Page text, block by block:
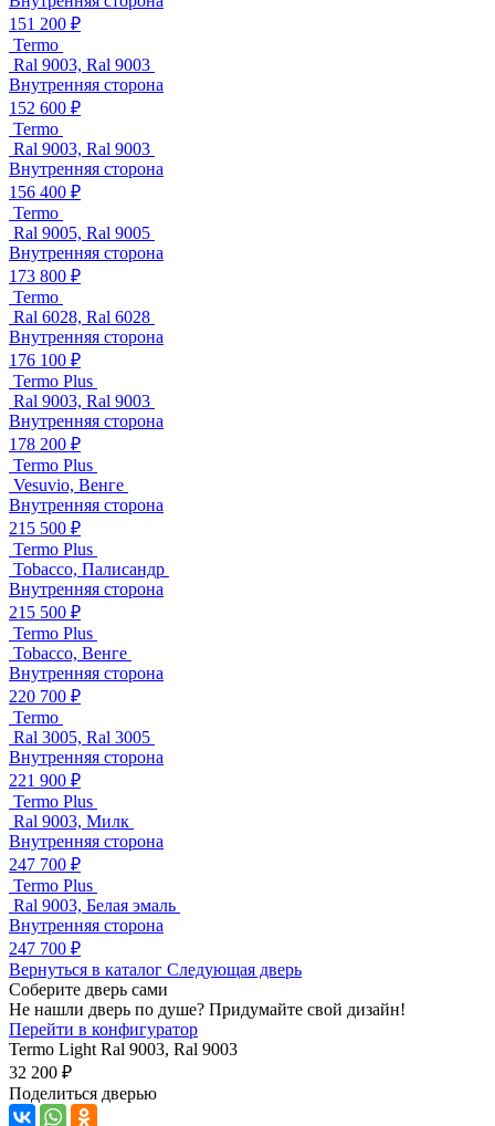
151 200 ₽
Termo
Ral 9003, Ral 9003
Внутренняя сторона
152 600 ₽
Termo
Ral 9003, Ral 9003
Внутренняя сторона
156 400 ₽
Termo
Ral 9005, Ral 9005
Внутренняя сторона
173 800 ₽
Termo
Ral 6028, Ral 6028
Внутренняя сторона
176 100 ₽
Termo Plus
Ral 9003, Ral 9003
Внутренняя сторона
178 200 ₽
Termo Plus
Vesuvio, Венге
Внутренняя сторона
215 500 ₽
Termo Plus
Tobacco, Палисандр
Внутренняя сторона
215 500 ₽
Termo Plus
Tobacco, Венге
Внутренняя сторона
220 700 ₽
Termo
Ral 3005, Ral 3005
Внутренняя сторона
221 900 ₽
Termo Plus
Ral 9003, Милк
Внутренняя сторона
247 700 ₽
Termo Plus
Ral 9003, Белая эмаль
Внутренняя сторона
247 700 ₽
Вернуться в каталог Следующая дверь
Соберите дверь сами
Не нашли дверь по душе? Придумайте свой дизайн!
Перейти в конфигуратор
Termo Light Ral 9003, Ral 9003
32 200 ₽
Поделиться дверью